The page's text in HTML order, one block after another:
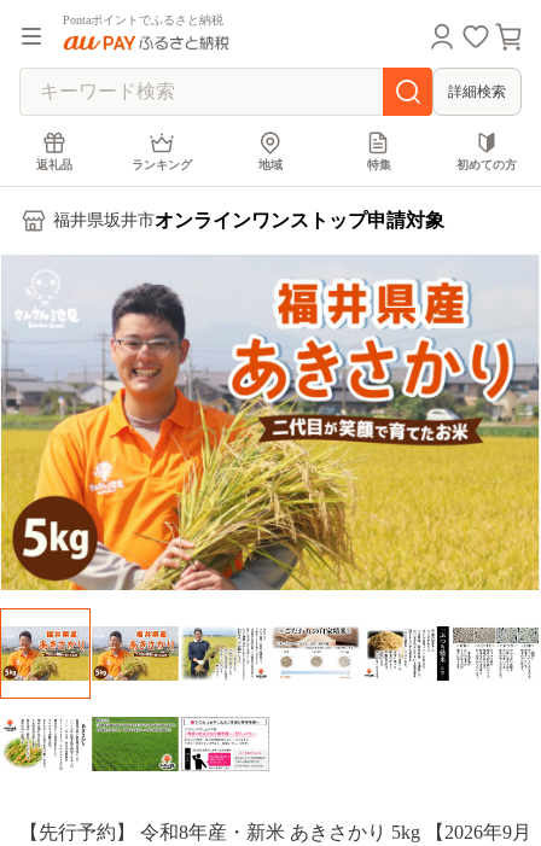
Pontaポイントでふるさと納税
詳細検索
返礼品 ランキング 地域 特集 初めての方
福井県坂井市オンラインワンストップ申請対象
【先行予約】 令和8年産・新米 あきさかり 5kg 【2026年9月